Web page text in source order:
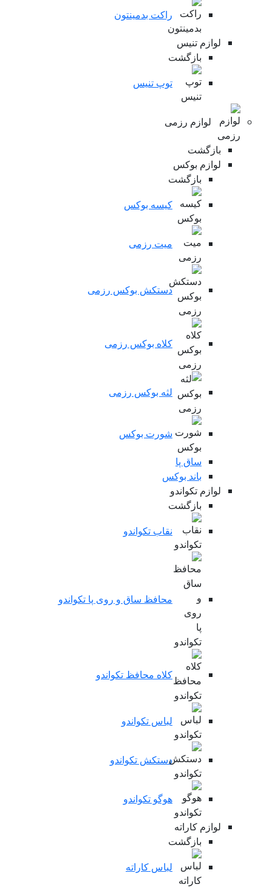
راکت بدمینتون
لوازم تنیس
بازگشت
توپ تنیس
لوازم رزمی
بازگشت
لوازم بوکس
بازگشت
کیسه بوکس
میت رزمی
دستکش بوکس رزمی
کلاه بوکس رزمی
لثه بوکس رزمی
شورت بوکس
ساق پا
باند بوکس
لوازم تکواندو
بازگشت
نقاب تکواندو
محافظ ساق و روی پا تکواندو
کلاه محافظ تکواندو
لباس تکواندو
دستکش تکواندو
هوگو تکواندو
لوازم کاراته
بازگشت
لباس کاراته